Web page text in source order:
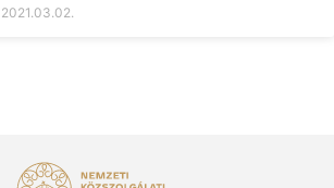
2021.03.02.